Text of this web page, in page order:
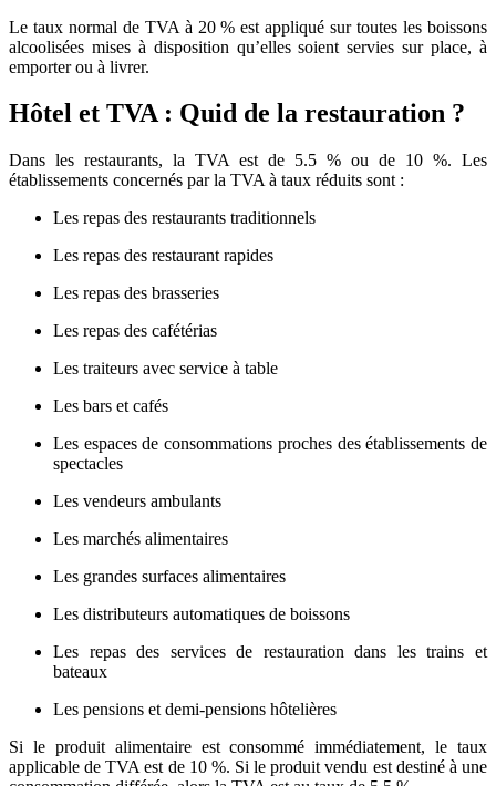
Le taux normal de TVA à 20 % est appliqué sur toutes les boissons
alcoolisées mises à disposition qu’elles soient servies sur place, à
emporter ou à livrer.
Hôtel et TVA : Quid de la restauration ?
Dans les restaurants, la TVA est de 5.5 % ou de 10 %. Les
établissements concernés par la TVA à taux réduits sont :
Les repas des restaurants traditionnels
Les repas des restaurant rapides
Les repas des brasseries
Les repas des cafétérias
Les traiteurs avec service à table
Les bars et cafés
Les espaces de consommations proches des établissements de
spectacles
Les vendeurs ambulants
Les marchés alimentaires
Les grandes surfaces alimentaires
Les distributeurs automatiques de boissons
Les repas des services de restauration dans les trains et
bateaux
Les pensions et demi-pensions hôtelières
Si le produit alimentaire est consommé immédiatement, le taux
applicable de TVA est de 10 %. Si le produit vendu est destiné à une